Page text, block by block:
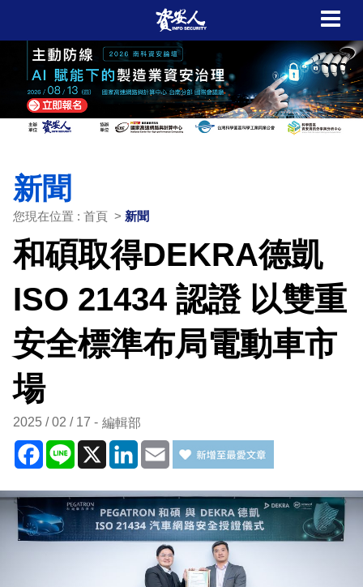
新聞
您現在位置 : 首頁 > 新聞
和碩取得DEKRA德凱
ISO 21434 認證 以雙重
安全標準布局電動車市
場
2025 / 02 / 17 編輯部
Facebook
Line X LinkedIn
Email